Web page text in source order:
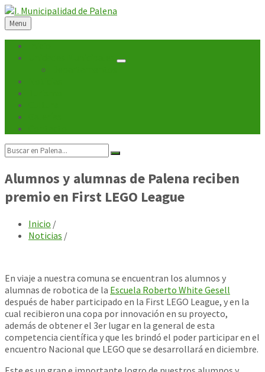
Skip
to
content
Skip
to
left
sidebar
Skip
to
right
sidebar
Skip
to
footer
Menu
Search:
Alumnos y alumnas de Palena reciben
premio en First LEGO League
Inicio /
Noticias /
En viaje a nuestra comuna se encuentran los alumnos y
alumnas de robotica de la Escuela Roberto White Gesell
después de haber participado en la First LEGO League, y en la
cual recibieron una copa por innovación en su proyecto,
además de obtener el 3er lugar en la general de esta
competencia científica y que les brindó el poder participar en el
encuentro Nacional que LEGO que se desarrollará en diciembre.